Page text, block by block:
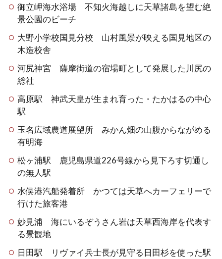
御立岬海水浴場 不知火海越しに天草諸島を望む絶
景公園のビーチ
大野小学校国見分校 山村風景が映える国見地区の
木造校舎
河尻神宮 薩摩街道の宿場町として発展した川尻の
総社
高原駅 神武天皇が生まれ育った・たかはるの中心
駅
玉名広域農道展望所 みかん畑の山腹からながめる
有明海
松ヶ浦駅 鹿児島県道226号線から見下ろす切通し
の無人駅
水俣港汽船発着所 かつては天草へカーフェリーで
行けた旅客港
妙見浦 海にいるぞうさん岩は天草西海岸を代表す
る景観地
日田駅 リヴァイ兵士長が見守る日田杉を使った駅